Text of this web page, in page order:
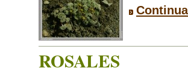
ROSALES